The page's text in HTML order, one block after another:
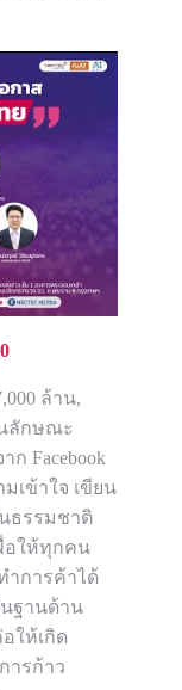
ล้าน,
นลักษณะ
Facebook
เข้าใจ เขียน
ธรรมชาติ
พื่อให้ทุกคน
การค้าได้
นฐานด้าน
ให้เกิด
ารก้าว